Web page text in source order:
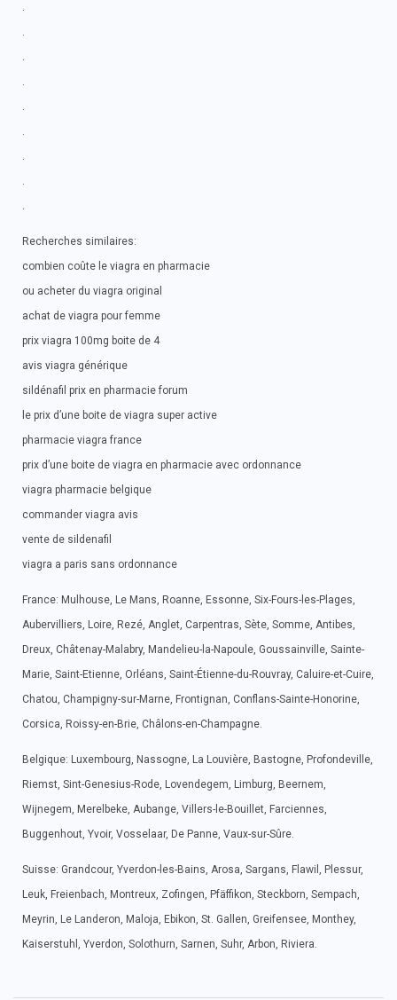
.
.
.
.
.
.
.
.
.
Recherches similaires:
combien coûte le viagra en pharmacie
ou acheter du viagra original
achat de viagra pour femme
prix viagra 100mg boite de 4
avis viagra générique
sildénafil prix en pharmacie forum
le prix d’une boite de viagra super active
pharmacie viagra france
prix d’une boite de viagra en pharmacie avec ordonnance
viagra pharmacie belgique
commander viagra avis
vente de sildenafil
viagra a paris sans ordonnance
France: Mulhouse, Le Mans, Roanne, Essonne, Six-Fours-les-Plages,
Aubervilliers, Loire, Rezé, Anglet, Carpentras, Sète, Somme, Antibes,
Dreux, Châtenay-Malabry, Mandelieu-la-Napoule, Goussainville, Sainte-
Marie, Saint-Etienne, Orléans, Saint-Étienne-du-Rouvray, Caluire-et-Cuire,
Chatou, Champigny-sur-Marne, Frontignan, Conflans-Sainte-Honorine,
Corsica, Roissy-en-Brie, Châlons-en-Champagne.
Belgique: Luxembourg, Nassogne, La Louvière, Bastogne, Profondeville,
Riemst, Sint-Genesius-Rode, Lovendegem, Limburg, Beernem,
Wijnegem, Merelbeke, Aubange, Villers-le-Bouillet, Farciennes,
Buggenhout, Yvoir, Vosselaar, De Panne, Vaux-sur-Sûre.
Suisse: Grandcour, Yverdon-les-Bains, Arosa, Sargans, Flawil, Plessur,
Leuk, Freienbach, Montreux, Zofingen, Pfäffikon, Steckborn, Sempach,
Meyrin, Le Landeron, Maloja, Ebikon, St. Gallen, Greifensee, Monthey,
Kaiserstuhl, Yverdon, Solothurn, Sarnen, Suhr, Arbon, Riviera.